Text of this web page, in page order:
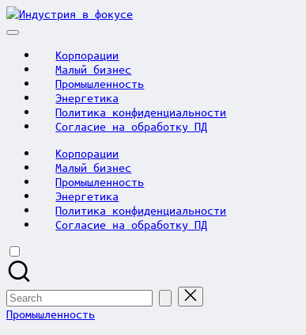
Skip
to
Индустрия
Корпорации
Малый бизнес
Промышленность
Энергетика
Политика конфиденциальности
Согласие на обработку ПД
Корпорации
Малый бизнес
Промышленность
Энергетика
Политика конфиденциальности
Согласие на обработку ПД
Search
for:
Posted
Промышленность